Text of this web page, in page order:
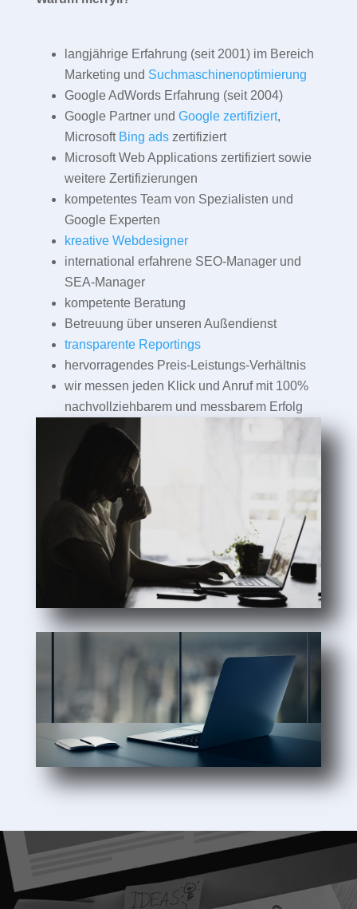
langjährige Erfahrung (seit 2001) im Bereich
Marketing und Suchmaschinenoptimierung
Google AdWords Erfahrung (seit 2004)
Google Partner und Google zertifiziert,
Microsoft Bing adszertifiziert
Microsoft Web Applications zertifiziert sowie
weitere Zertifizierungen
kompetentes Team von Spezialisten und
Google Experten
kreative Webdesigner
international erfahrene SEO-Manager und
SEA-Manager
kompetente Beratung
Betreuung über unseren Außendienst
transparente Reportings
hervorragendes Preis-Leistungs-Verhältnis
wir messen jeden Klick und Anruf mit 100%
nachvollziehbarem und messbarem Erfolg